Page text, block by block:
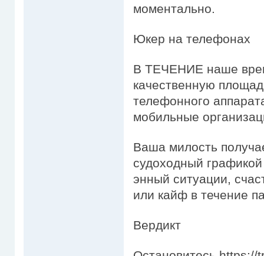
моментально.
Юкер на телефонах
В ТЕЧЕНИЕ наше
качественную
телефонного
мобильные
Ваша милость
судоходный
энный ситуации,
или кайф в течение
Вердикт